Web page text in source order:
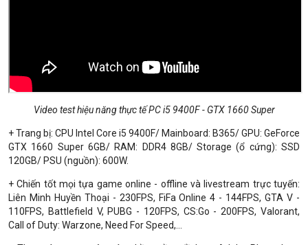
Video test hiệu năng thực tế PC i5 9400F - GTX 1660 Super
+ Trang bị: CPU Intel Core i5 9400F/ Mainboard: B365/ GPU: GeForce
GTX 1660 Super 6GB/ RAM: DDR4 8GB/ Storage (ổ cứng): SSD
120GB/ PSU (nguồn): 600W.
+ Chiến tốt mọi tựa game online - offline và livestream trực tuyến:
Liên Minh Huyền Thoại - 230FPS, FiFa Online 4 - 144FPS, GTA V -
110FPS, Battlefield V, PUBG - 120FPS, CS:Go - 200FPS, Valorant,
Call of Duty: Warzone, Need For Speed,...